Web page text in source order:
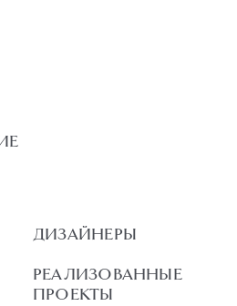
ДИЗАЙНЕРЫ
РЕАЛИЗОВАННЫЕ
ПРОЕКТЫ